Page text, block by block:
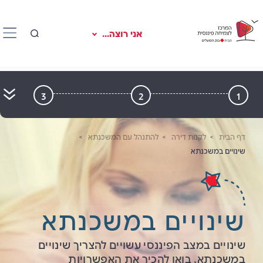
אני רוצה...
1
2
3
דף הבית לקנות דירה
להתנהל עם המשכנתא
שינויים במשכנתא
שינויים במשכנתא
שינויים במצב הפיננסי עשויים להצריך שינויים
במשכנתא. בואו להכיר את האפשרויות